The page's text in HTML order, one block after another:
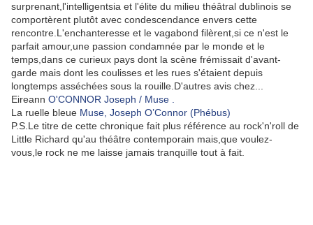
surprenant,l'intelligentsia et l'élite du milieu théâtral dublinois se
comportèrent plutôt avec condescendance envers cette
rencontre.L'enchanteresse et le vagabond filèrent,si ce n'est le
parfait amour,une passion condamnée par le monde et le
temps,dans ce curieux pays dont la scène frémissait d'avant-
garde mais dont les coulisses et les rues s'étaient depuis
longtemps asséchées sous la rouille.D'autres avis chez...
Eireann O'CONNOR Joseph / Muse .
La ruelle bleue Muse, Joseph O’Connor (Phébus)
P.S.Le titre de cette chronique fait plus référence au rock'n'roll de
Little Richard qu'au théâtre contemporain mais,que voulez-
vous,le rock ne me laisse jamais tranquille tout à fait.